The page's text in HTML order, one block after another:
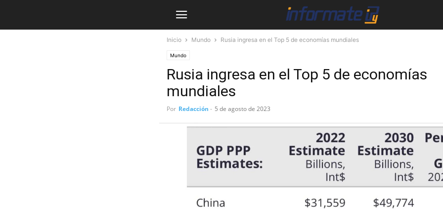
Inicio Mundo Rusia ingresa en el Top 5 de economías mundiales
Mundo
Rusia ingresa en el Top 5 de economías
mundiales
Por Redacción - 5 de agosto de 2023